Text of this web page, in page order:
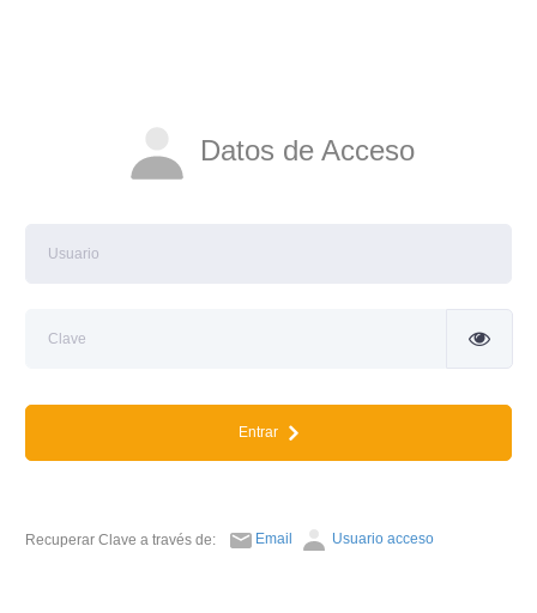
Datos de Acceso
Entrar
Recuperar Clave a través de: Email Usuario acceso